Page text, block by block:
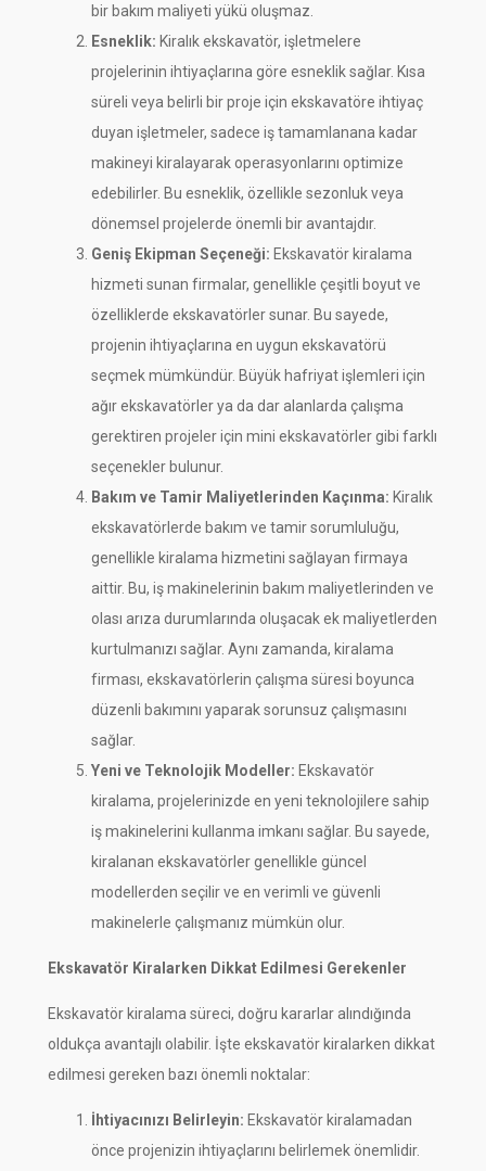
bir bakım maliyeti yükü oluşmaz.
Esneklik: Kiralık ekskavatör, işletmelere
projelerinin ihtiyaçlarına göre esneklik sağlar. Kısa
süreli veya belirli bir proje için ekskavatöre ihtiyaç
duyan işletmeler, sadece iş tamamlanana kadar
makineyi kiralayarak operasyonlarını optimize
edebilirler. Bu esneklik, özellikle sezonluk veya
dönemsel projelerde önemli bir avantajdır.
Geniş Ekipman Seçeneği: Ekskavatör kiralama
hizmeti sunan firmalar, genellikle çeşitli boyut ve
özelliklerde ekskavatörler sunar. Bu sayede,
projenin ihtiyaçlarına en uygun ekskavatörü
seçmek mümkündür. Büyük hafriyat işlemleri için
ağır ekskavatörler ya da dar alanlarda çalışma
gerektiren projeler için mini ekskavatörler gibi farklı
seçenekler bulunur.
Bakım ve Tamir Maliyetlerinden Kaçınma: Kiralık
ekskavatörlerde bakım ve tamir sorumluluğu,
genellikle kiralama hizmetini sağlayan firmaya
aittir. Bu, iş makinelerinin bakım maliyetlerinden ve
olası arıza durumlarında oluşacak ek maliyetlerden
kurtulmanızı sağlar. Aynı zamanda, kiralama
firması, ekskavatörlerin çalışma süresi boyunca
düzenli bakımını yaparak sorunsuz çalışmasını
sağlar.
Yeni ve Teknolojik Modeller: Ekskavatör
kiralama, projelerinizde en yeni teknolojilere sahip
iş makinelerini kullanma imkanı sağlar. Bu sayede,
kiralanan ekskavatörler genellikle güncel
modellerden seçilir ve en verimli ve güvenli
makinelerle çalışmanız mümkün olur.
Ekskavatör Kiralarken Dikkat Edilmesi Gerekenler
Ekskavatör kiralama süreci, doğru kararlar alındığında
oldukça avantajlı olabilir. İşte ekskavatör kiralarken dikkat
edilmesi gereken bazı önemli noktalar:
İhtiyacınızı Belirleyin: Ekskavatör kiralamadan
önce projenizin ihtiyaçlarını belirlemek önemlidir.